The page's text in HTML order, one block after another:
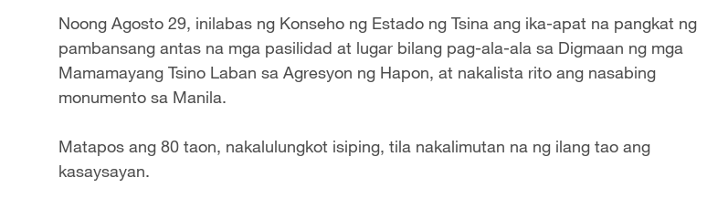
Noong Agosto 29, inilabas ng Konseho ng Estado ng Tsina ang ika-apat na pangkat ng
pambansang antas na mga pasilidad at lugar bilang pag-ala-ala sa Digmaan ng mga
Mamamayang Tsino Laban sa Agresyon ng Hapon, at nakalista rito ang nasabing
monumento sa Manila.
Matapos ang 80 taon, nakalulungkot isiping, tila nakalimutan na ng ilang tao ang
kasaysayan.